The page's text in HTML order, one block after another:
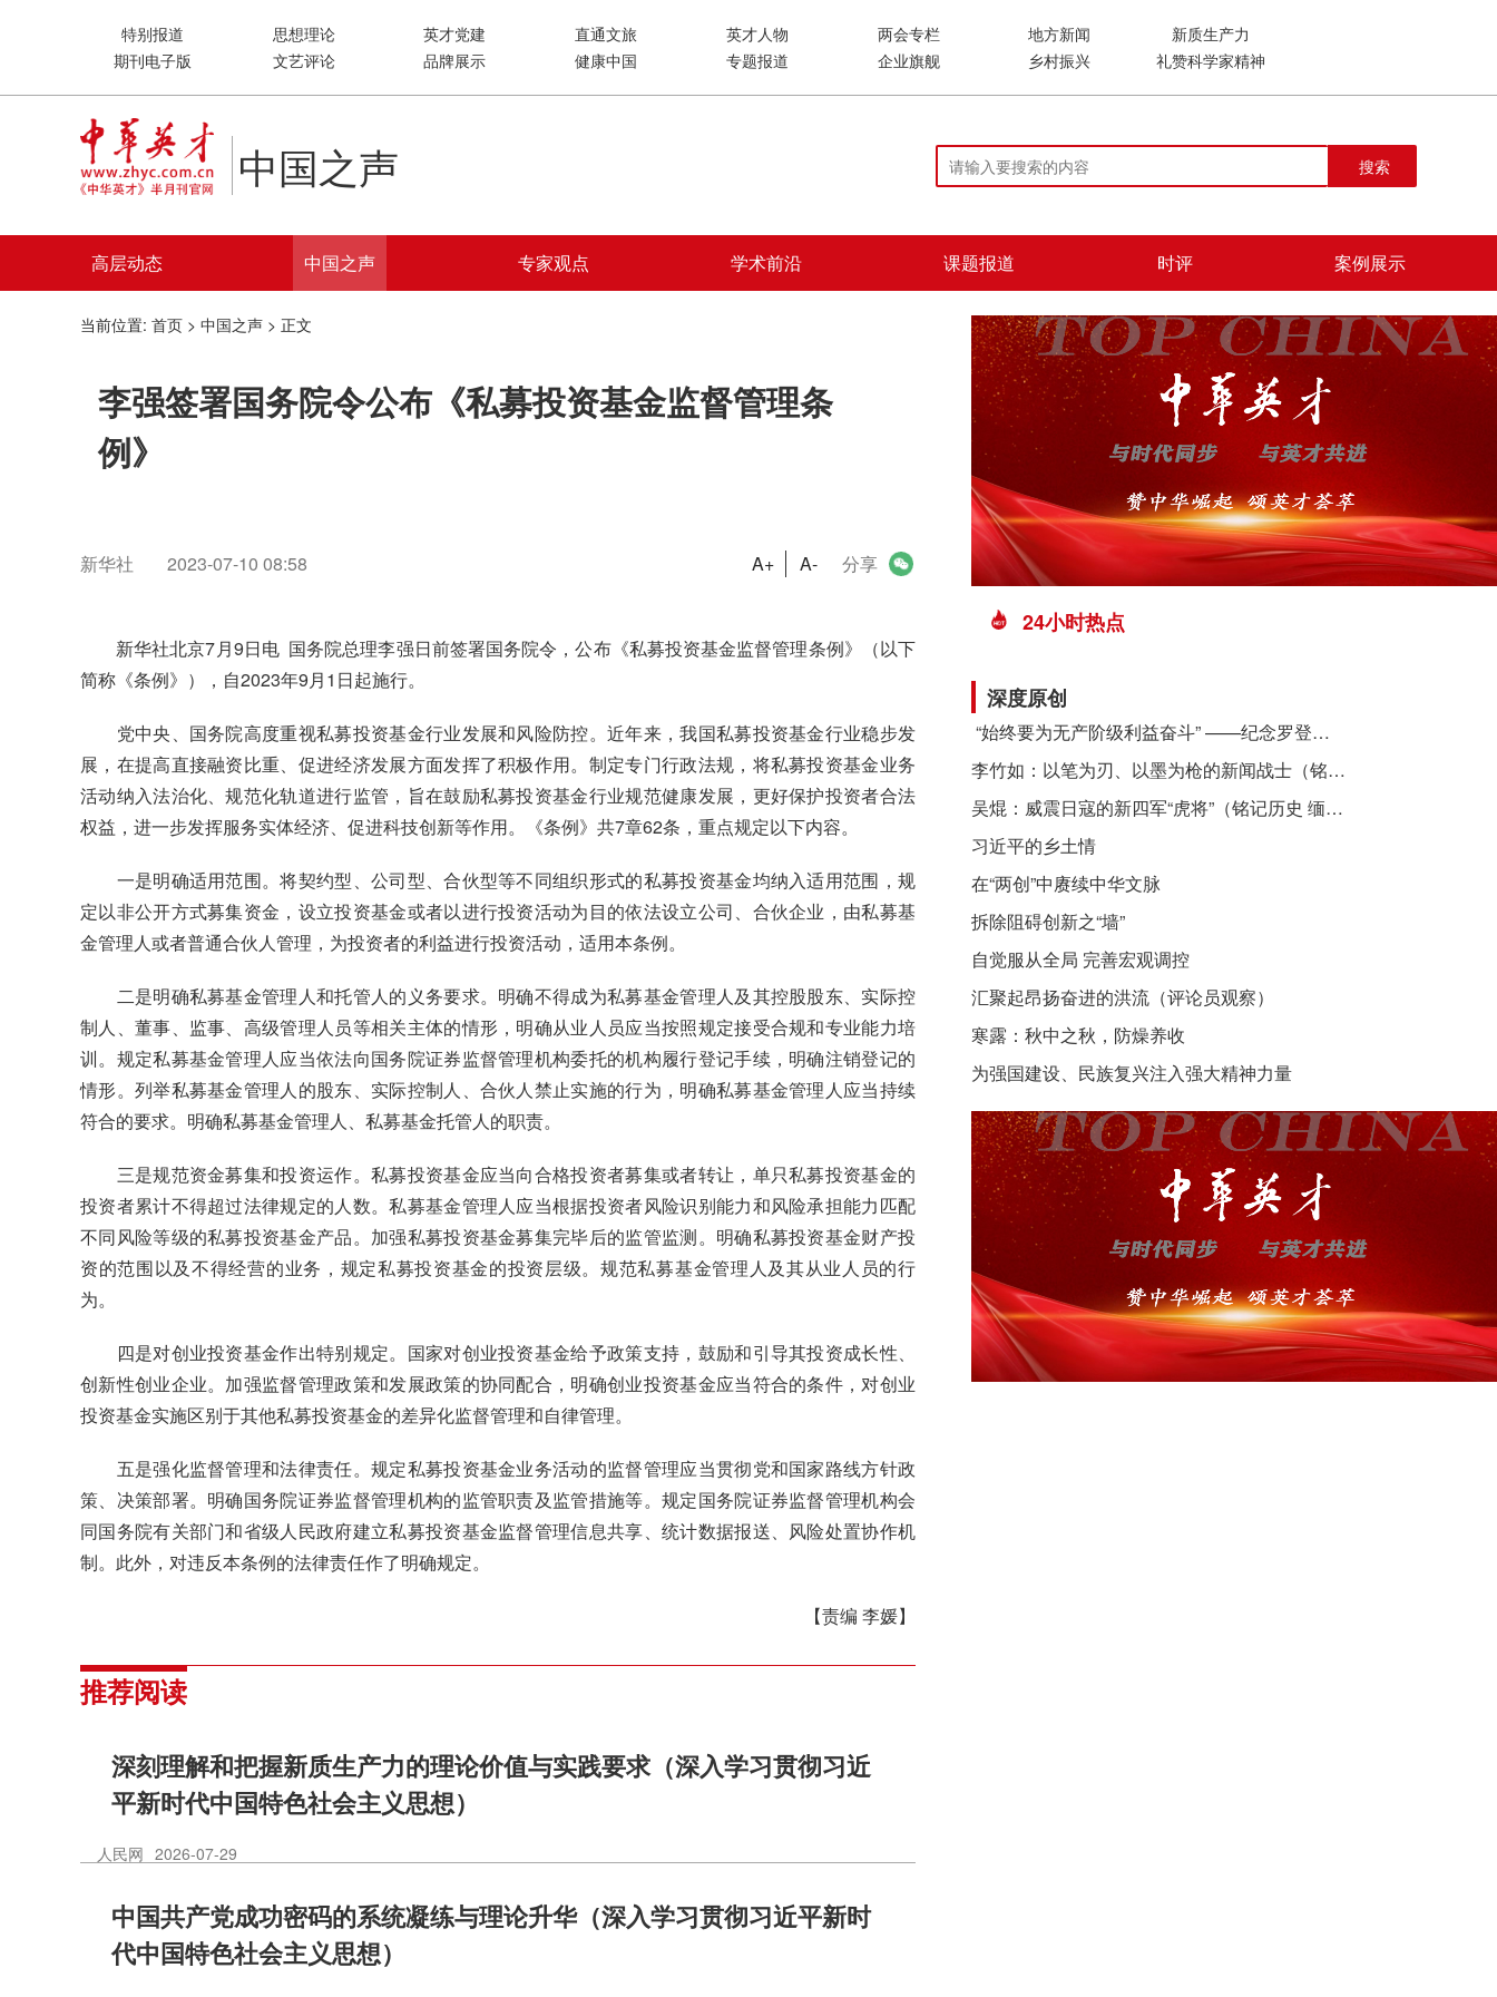
特别报道 思想理论 英才党建 直通文旅 英才人物 两会专栏 地方新闻
新质生产力
期刊电子版
文艺评论 品牌展示 健康中国 专题报道 企业旗舰 乡村振兴 礼赞科学家精神
中国之声 搜索
高层动态 中国之声 专家观点 学术前沿 课题报道 时评 案例展示
当前位置: 首页 > 中国之声 > 正文
李强签署国务院令公布《私募投资基金监督管理条
例》
新华社 2023-07-10 08:58 A+ A- 分享
新华社北京7月9日电 国务院总理李强日前签署国务院令，公布《私募投资基金监督管理条例》（以下
简称《条例》），自2023年9月1日起施行。
党中央、国务院高度重视私募投资基金行业发展和风险防控。近年来，我国私募投资基金行业稳步发
展，在提高直接融资比重、促进经济发展方面发挥了积极作用。制定专门行政法规，将私募投资基金业务
活动纳入法治化、规范化轨道进行监管，旨在鼓励私募投资基金行业规范健康发展，更好保护投资者合法
权益，进一步发挥服务实体经济、促进科技创新等作用。《条例》共7章62条，重点规定以下内容。
一是明确适用范围。将契约型、公司型、合伙型等不同组织形式的私募投资基金均纳入适用范围，规
定以非公开方式募集资金，设立投资基金或者以进行投资活动为目的依法设立公司、合伙企业，由私募基
金管理人或者普通合伙人管理，为投资者的利益进行投资活动，适用本条例。
二是明确私募基金管理人和托管人的义务要求。明确不得成为私募基金管理人及其控股股东、实际控
制人、董事、监事、高级管理人员等相关主体的情形，明确从业人员应当按照规定接受合规和专业能力培
训。规定私募基金管理人应当依法向国务院证券监督管理机构委托的机构履行登记手续，明确注销登记的
情形。列举私募基金管理人的股东、实际控制人、合伙人禁止实施的行为，明确私募基金管理人应当持续
符合的要求。明确私募基金管理人、私募基金托管人的职责。
三是规范资金募集和投资运作。私募投资基金应当向合格投资者募集或者转让，单只私募投资基金的
投资者累计不得超过法律规定的人数。私募基金管理人应当根据投资者风险识别能力和风险承担能力匹配
不同风险等级的私募投资基金产品。加强私募投资基金募集完毕后的监管监测。明确私募投资基金财产投
资的范围以及不得经营的业务，规定私募投资基金的投资层级。规范私募基金管理人及其从业人员的行
为。
四是对创业投资基金作出特别规定。国家对创业投资基金给予政策支持，鼓励和引导其投资成长性、
创新性创业企业。加强监督管理政策和发展政策的协同配合，明确创业投资基金应当符合的条件，对创业
投资基金实施区别于其他私募投资基金的差异化监督管理和自律管理。
五是强化监督管理和法律责任。规定私募投资基金业务活动的监督管理应当贯彻党和国家路线方针政
策、决策部署。明确国务院证券监督管理机构的监管职责及监管措施等。规定国务院证券监督管理机构会
同国务院有关部门和省级人民政府建立私募投资基金监督管理信息共享、统计数据报送、风险处置协作机
制。此外，对违反本条例的法律责任作了明确规定。
【责编 李媛】
推荐阅读
深刻理解和把握新质生产力的理论价值与实践要求（深入学习贯彻习近
平新时代中国特色社会主义思想）
人民网 2026-07-29
中国共产党成功密码的系统凝练与理论升华（深入学习贯彻习近平新时
代中国特色社会主义思想）
24小时热点
深度原创
​ “始终要为无产阶级利益奋斗” ——纪念罗登贤同志诞辰120周年
李竹如：以笔为刃、以墨为枪的新闻战士（铭记历史 缅怀先烈·抗日英雄）
吴焜：威震日寇的新四军“虎将”（铭记历史 缅怀先烈·抗日英雄）
习近平的乡土情
在“两创”中赓续中华文脉
拆除阻碍创新之“墙”
自觉服从全局 完善宏观调控
汇聚起昂扬奋进的洪流（评论员观察）
寒露：秋中之秋，防燥养收
为强国建设、民族复兴注入强大精神力量